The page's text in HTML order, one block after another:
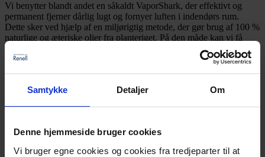
Samtykke Detaljer Om
Denne hjemmeside bruger cookies
Vi bruger egne cookies og cookies fra tredjeparter til at
Vi benytter blandt andet en såkaldt VaporShark, der effektivt og
permanent fjerner dårlig lugt og fornyer luften i indendørs rum.
Dette sker ved hjælp af en miljørigtig metode, der gør brug af 100 %
naturlige og æteriske olier fra planteriget. På den måde kan vi få
bugt med selv de dårligste lugte.